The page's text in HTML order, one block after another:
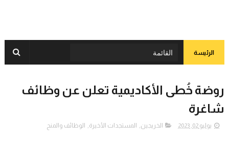
الرئيسة
روضة خُطى الأكاديمية تعلن عن وظائف
شاغرة
يوليو 02, 2023 الخريجين, المستجدات الأخيرة, الوظائف والمنح